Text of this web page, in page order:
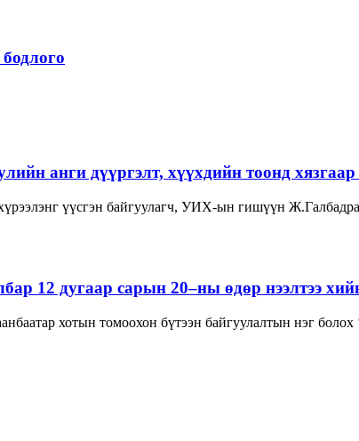
анги дүүргэлт, хүүхдийн тоонд
үүсгэн байгуулагч, УИХ-ын гишүүн
12 дугаар сарын 20–ны өдөр нээлтээ
хотын томоохон бүтээн байгуулалтын нэг болох